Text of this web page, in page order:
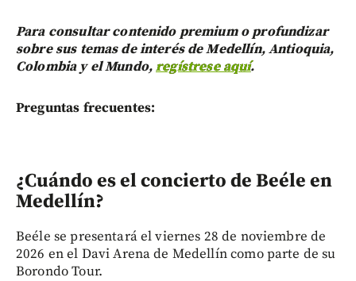
Para consultar contenido premium o profundizar
sobre sus temas de interés de Medellín, Antioquia,
Colombia y el Mundo,regístrese aquí.
Preguntas frecuentes:
¿Cuándo es el concierto de Beéle en
Medellín?
Beéle se presentará el viernes 28 de noviembre de
2026 en el Davi Arena de Medellín como parte de su
Borondo Tour.